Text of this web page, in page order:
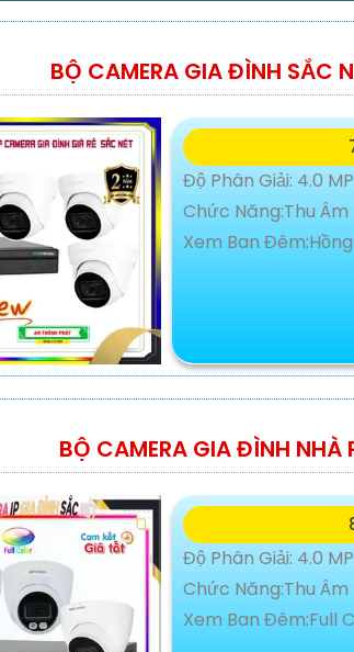
BỘ CAMERA GIA ĐÌNH SẮC
Độ Phân Giải: 4.0 MP
Chức Năng:Thu Âm
Xem Ban
BỘ CAMERA GIA ĐÌNH NHÀ
Độ Phân Giải: 4.0 MP
Chức Năng:Thu Âm
Xem Ban Đêm:Full